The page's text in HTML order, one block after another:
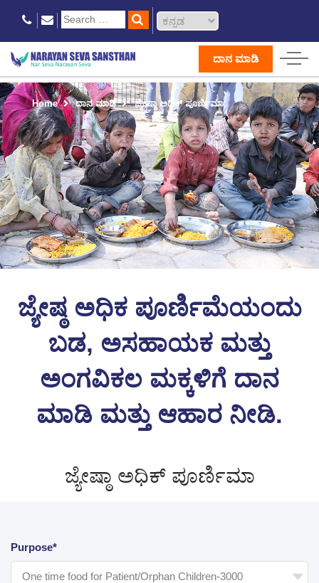
ದಾನ ಮಾಡಿ
Home ದಾನ ಮಾಡಿ ಜ್ಯೇಷ್ಠಾ ಅಧಿಕ್ ಪೂರ್ಣಿಮಾ
ಜ್ಯೇಷ್ಠ ಅಧಿಕ ಪೂರ್ಣಿಮೆಯಂದು
ಬಡ, ಅಸಹಾಯಕ ಮತ್ತು
ಅಂಗವಿಕಲ ಮಕ್ಕಳಿಗೆ ದಾನ
ಮಾಡಿ ಮತ್ತು ಆಹಾರ ನೀಡಿ.
ಜ್ಯೇಷ್ಠಾ ಅಧಿಕ್ ಪೂರ್ಣಿಮಾ
Purpose*